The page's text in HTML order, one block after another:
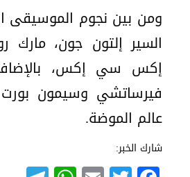
ومن بين نجوم الموسيقى
السير إلتون جون، مارك
إكس سي إكس، بالإضافة
فيرساتشي وسيمون
عالم الموضة.
شارك الخبر: